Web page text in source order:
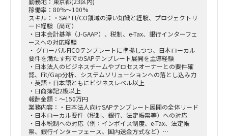
稼働率：80%～100%
スキル：・SAP FI/CO領域の深い知識と経験、プロジェクトリ
ード経験（尚可）
・日本会計基準（J-GAAP）、税制、e-Tax、銀行インターフェ
ースへの対応経験
・ グローバルFICOテンプレートに準拠しつつ、日本ローカル
要件を満たす形でのSAPテンプレート展開を主導経験
・日本法人のビジネスチームやプロセスオーナーとの要件確
認、Fit/Gap分析、システムソリューションへの落とし込み力
・英語・日本語ともにビジネスレベル以上
・日商簿記2級以上
報酬金額：～150万円
業務内容：・日本法人向けSAPテンプレート展開の全体リード
・日本ローカル要件（税制、銀行、法定帳票等）への対応
・日本税制への対応（例：インボイス制度、e-Tax、法定帳
票、銀行インターフェース、国内送金方式など）